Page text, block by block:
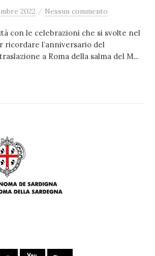
2022 / Nessun commento
con le celebrazioni che si svolte nel
ricordare l’anniversario del
a Roma della salma del M...